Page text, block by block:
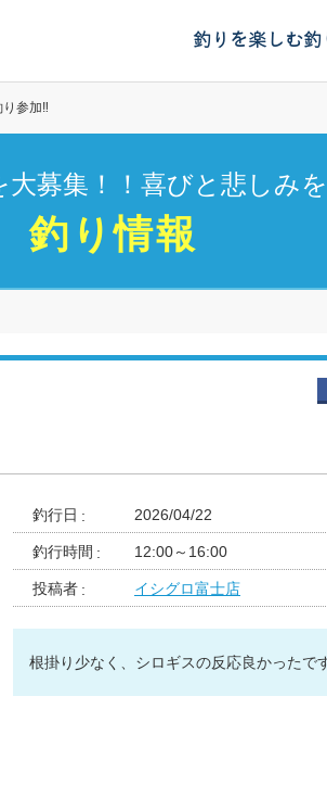
釣りを楽しむ釣
参加‼
募集！！喜びと悲しみ
釣り情報
釣行日 2026/04/22
釣行時間 12:00～16:00
投稿者 イシグロ富士店
根掛り少なく、シロギスの反応良かったです